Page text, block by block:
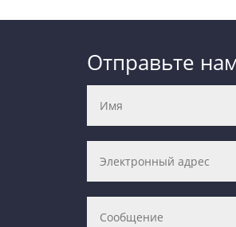
Отправьте